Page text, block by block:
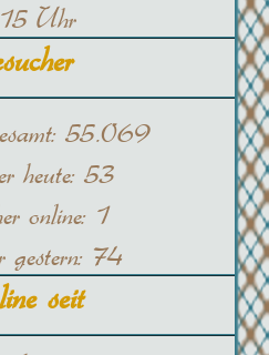
Uhr
55.069
heute:53
online: 1
gestern: 74
seit